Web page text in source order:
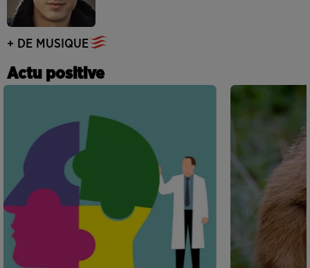
+ DE MUSIQUE
Actu positive